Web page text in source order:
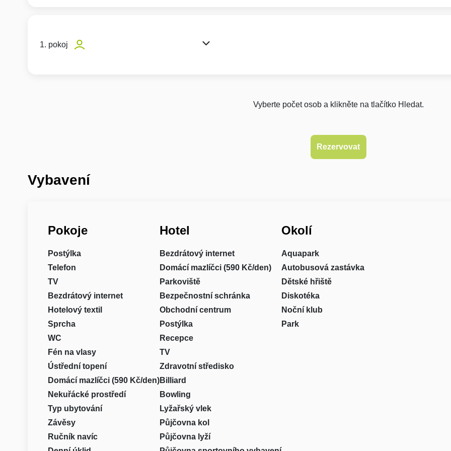
1. pokoj
Vyberte počet osob a klikněte na tlačítko Hledat.
Vybavení
Pokoje
Postýlka
Telefon
TV
Bezdrátový internet
Hotelový textil
Sprcha
WC
Fén na vlasy
Ústřední topení
Domácí mazlíčci (590 Kč/den)
Nekuřácké prostředí
Typ ubytování
Závěsy
Ručník navíc
Hotel
Bezdrátový internet
Domácí mazlíčci (590 Kč/den)
Parkoviště
Bezpečnostní schránka
Obchodní centrum
Postýlka
Recepce
TV
Zdravotní středisko
Billiard
Bowling
Lyžařský vlek
Půjčovna kol
Půjčovna lyží
Okolí
Aquapark
Autobusová zastávka
Dětské hřiště
Diskotéka
Noční klub
Park